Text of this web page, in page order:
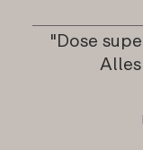
"Dose